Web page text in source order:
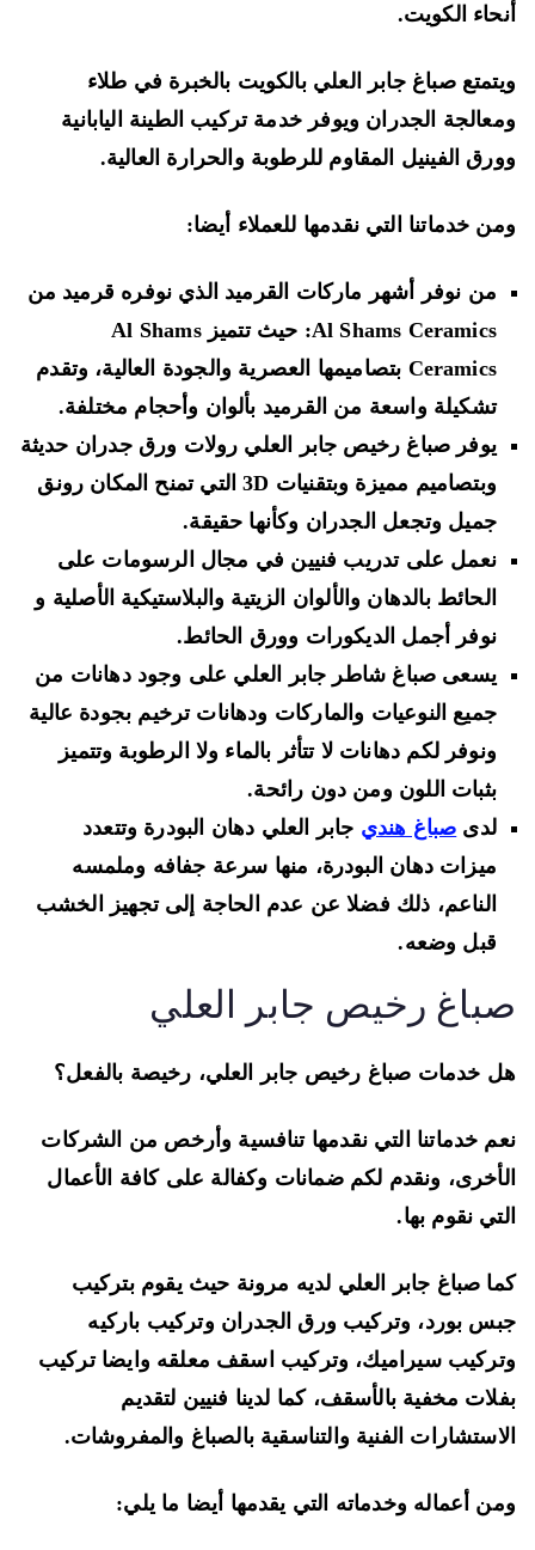
الكويت.
صباغ جابر العلي بالكويت بالخبرة في طلاء
الجدران ويوفر خدمة تركيب الطينة اليابانية
الفينيل المقاوم للرطوبة والحرارة العالية.
خدماتنا التي نقدمها للعملاء أيضا:
من نوفر أشهر ماركات القرميد الذي نوفره قرميد من
Al Shams Ceramics: حيث تتميز Al Shams
Ceramics بتصاميمها العصرية والجودة العالية، وتقدم
تشكيلة واسعة من القرميد بألوان وأحجام مختلفة.
يوفر صباغ رخيص جابر العلي رولات ورق جدران حديثة
وبتصاميم مميزة وبتقنيات 3D التي تمنح المكان رونق
جميل وتجعل الجدران وكأنها حقيقة.
نعمل على تدريب فنيين في مجال الرسومات على
الحائط بالدهان والألوان الزيتية والبلاستيكية الأصلية و
نوفر أجمل الديكورات وورق الحائط.
يسعى صباغ شاطر جابر العلي على وجود دهانات من
جميع النوعيات والماركات ودهانات ترخيم بجودة عالية
ونوفر لكم دهانات لا تتأثر بالماء ولا الرطوبة وتتميز
بثبات اللون ومن دون رائحة.
لدىصباغ هنديجابر العلي دهان البودرة وتتعدد
ميزات دهان البودرة، منها سرعة جفافه وملمسه
الناعم، ذلك فضلا عن عدم الحاجة إلى تجهيز الخشب
قبل وضعه.
رخيص جابر العلي
خدمات صباغ رخيص جابر العلي، رخيصة بالفعل؟
خدماتنا التي نقدمها تنافسية وأرخص من الشركات
ونقدم لكم ضمانات وكفالة على كافة الأعمال
نقوم بها.
صباغ جابر العلي لديه مرونة حيث يقوم بتركيب
بورد، وتركيب ورق الجدران وتركيب باركيه
سيراميك، وتركيب اسقف معلقه وايضا تركيب
مخفية بالأسقف، كما لدينا فنيين لتقديم
الفنية والتناسقية بالصباغ والمفروشات.
أعماله وخدماته التي يقدمها أيضا ما يلي: